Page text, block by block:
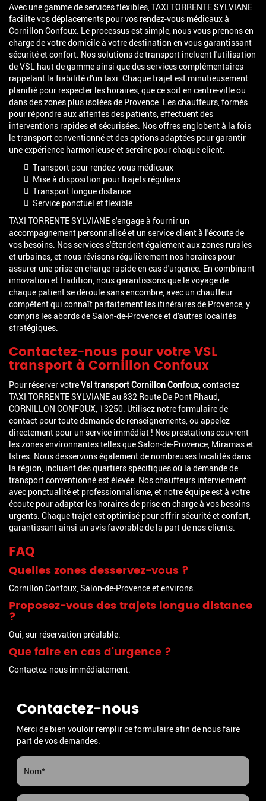
Avec une gamme de services flexibles, TAXI TORRENTE SYLVIANE
facilite vos déplacements pour vos rendez-vous médicaux à
Cornillon Confoux. Le processus est simple, nous vous prenons en
charge de votre domicile à votre destination en vous garantissant
sécurité et confort. Nos solutions de transport incluent l'utilisation
de VSL haut de gamme ainsi que des services complémentaires
rappelant la fiabilité d'un taxi. Chaque trajet est minutieusement
planifié pour respecter les horaires, que ce soit en centre-ville ou
dans des zones plus isolées de Provence. Les chauffeurs, formés
pour répondre aux attentes des patients, effectuent des
interventions rapides et sécurisées. Nos offres englobent à la fois
le transport conventionné et des options adaptées pour garantir
une expérience harmonieuse et sereine pour chaque client.
Transport pour rendez-vous médicaux
Mise à disposition pour trajets réguliers
Transport longue distance
Service ponctuel et flexible
TAXI TORRENTE SYLVIANE s'engage à fournir un
accompagnement personnalisé et un service client à l'écoute de
vos besoins. Nos services s'étendent également aux zones rurales
et urbaines, et nous révisons régulièrement nos horaires pour
assurer une prise en charge rapide en cas d'urgence. En combinant
innovation et tradition, nous garantissons que le voyage de
chaque patient se déroule sans encombre, avec un chauffeur
compétent qui connaît parfaitement les itinéraires de Provence, y
compris les abords de Salon-de-Provence et d'autres localités
stratégiques.
Contactez-nous pour votre VSL
transport à Cornillon Confoux
Pour réserver votreVsl transport Cornillon Confoux, contactez
TAXI TORRENTE SYLVIANE au 832 Route De Pont Rhaud,
CORNILLON CONFOUX, 13250. Utilisez notre formulaire de
contact pour toute demande de renseignements, ou appelez
directement pour un service immédiat ! Nos prestations couvrent
les zones environnantes telles que Salon-de-Provence, Miramas et
Istres. Nous desservons également de nombreuses localités dans
la région, incluant des quartiers spécifiques où la demande de
transport conventionné est élevée. Nos chauffeurs interviennent
avec ponctualité et professionnalisme, et notre équipe est à votre
écoute pour adapter les horaires de prise en charge à vos besoins
urgents. Chaque trajet est optimisé pour offrir sécurité et confort,
garantissant ainsi un avis favorable de la part de nos clients.
FAQ
Quelles zones desservez-vous ?
Cornillon Confoux, Salon-de-Provence et environs.
Proposez-vous des trajets longue distance
?
Oui, sur réservation préalable.
Que faire en cas d'urgence ?
Contactez-nous immédiatement.
Contactez-nous
Merci de bien vouloir remplir ce formulaire afin de nous faire
part de vos demandes.